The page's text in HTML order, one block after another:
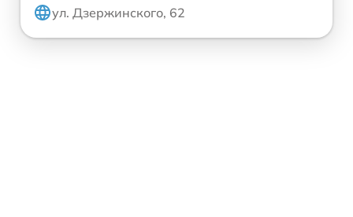
ул. Дзержинского, 62